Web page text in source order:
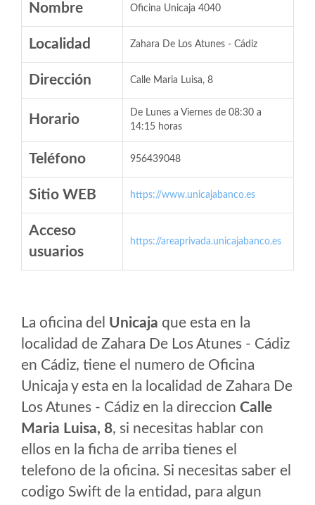
Nombre Oficina Unicaja 4040
Localidad Zahara De Los Atunes - Cádiz
Dirección Calle Maria Luisa, 8
Horario
De Lunes a Viernes de 08:30 a
14:15 horas
Teléfono 956439048
Sitio WEB https://www.unicajabanco.es
Acceso
usuarios
https://areaprivada.unicajabanco.es
La oficina del Unicaja que esta en la
localidad de Zahara De Los Atunes - Cádiz
en Cádiz, tiene el numero de Oficina
Unicaja y esta en la localidad de Zahara De
Los Atunes - Cádiz en la direccion Calle
Maria Luisa, 8, si necesitas hablar con
ellos en la ficha de arriba tienes el
telefono de la oficina. Si necesitas saber el
codigo Swift de la entidad, para algun